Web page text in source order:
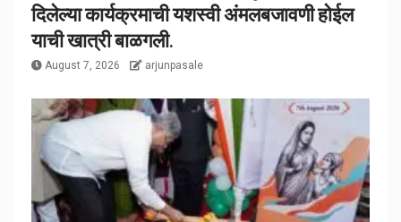
दिलेल्या कार्यक्रमाची यशस्वी अंमलबजावणी होईल
याची खात्री बाळगली.
August 7, 2026 arjunpasale